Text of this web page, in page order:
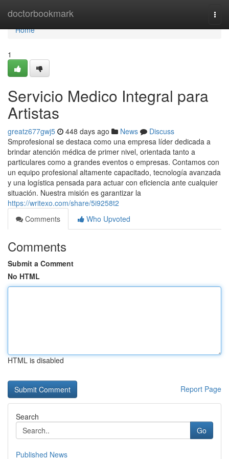
doctorbookmark
Home
Home
1
Servicio Medico Integral para
Artistas
greatz677gwj5 448 days ago News
Discuss
Smprofesional se destaca como una empresa líder dedicada a
brindar atención médica de primer nivel, orientada tanto a
particulares como a grandes eventos o empresas. Contamos con
un equipo profesional altamente capacitado, tecnología avanzada
y una logística pensada para actuar con eficiencia ante cualquier
situación. Nuestra misión es garantizar la
https://writexo.com/share/5i9258t2
Comments
Who Upvoted
Comments
Submit a Comment
No HTML
HTML is disabled
Report Page
Search
Go
Published News